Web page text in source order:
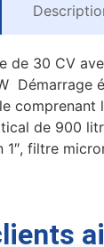
de 30 CV
de 900
filtre